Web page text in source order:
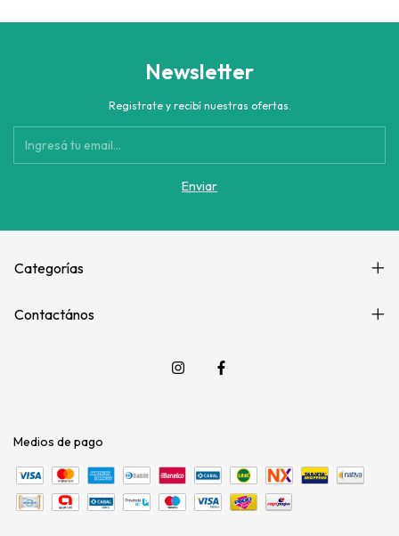
Newsletter
Registrate y recibí nuestras ofertas.
Categorías
Contactános
Medios de pago